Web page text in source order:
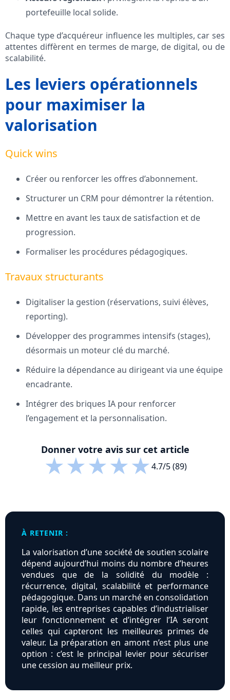
portefeuille local solide.
Chaque type d’acquéreur influence les multiples, car ses
attentes diffèrent en termes de marge, de digital, ou de
scalabilité.
Les leviers opérationnels
pour maximiser la
valorisation
Quick wins
Créer ou renforcer les offres d’abonnement.
Structurer un CRM pour démontrer la rétention.
Mettre en avant les taux de satisfaction et de
progression.
Formaliser les procédures pédagogiques.
Travaux structurants
Digitaliser la gestion (réservations, suivi élèves,
reporting).
Développer des programmes intensifs (stages),
désormais un moteur clé du marché.
Réduire la dépendance au dirigeant via une équipe
encadrante.
Intégrer des briques IA pour renforcer
l’engagement et la personnalisation.
Donner votre avis sur cet article
★★★★★4.7/5 (89)
À RETENIR :
La valorisation d’une société de soutien scolaire
dépend aujourd’hui moins du nombre d’heures
vendues que de la solidité du modèle :
récurrence, digital, scalabilité et performance
pédagogique. Dans un marché en consolidation
rapide, les entreprises capables d’industrialiser
leur fonctionnement et d’intégrer l’IA seront
celles qui capteront les meilleures primes de
valeur. La préparation en amont n’est plus une
option : c’est le principal levier pour sécuriser
une cession au meilleur prix.